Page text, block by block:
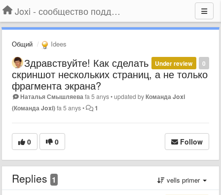
Joxi - сообщество поддержки
Общий Idees
0
Under review
Здравствуйте! Как сделать
скриншот нескольких страниц, а не только
фрагмента экрана?
Наталья Смышляева fa 5 anys•updated byКоманда Joxi
(Команда Joxi)fa 5 anys• 1
0 0 Follow
Replies 1 vells primer